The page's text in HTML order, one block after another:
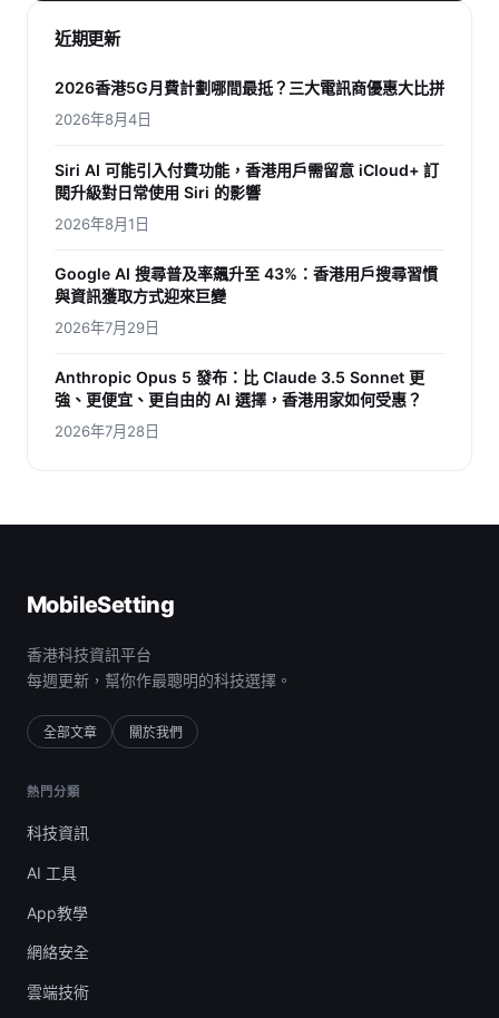
近期更新
2026香港5G月費計劃哪間最抵？三大電訊商優惠大比拼
2026年8月4日
Siri AI 可能引入付費功能，香港用戶需留意 iCloud+ 訂
閱升級對日常使用 Siri 的影響
2026年8月1日
Google AI 搜尋普及率飆升至 43%：香港用戶搜尋習慣
與資訊獲取方式迎來巨變
2026年7月29日
Anthropic Opus 5 發布：比 Claude 3.5 Sonnet 更
強、更便宜、更自由的 AI 選擇，香港用家如何受惠？
2026年7月28日
MobileSetting
香港科技資訊平台
每週更新，幫你作最聰明的科技選擇。
全部文章 關於我們
熱門分類
科技資訊
AI 工具
App教學
網絡安全
雲端技術